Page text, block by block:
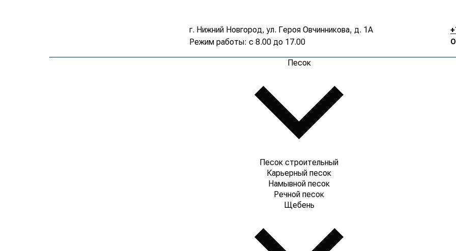
г. Нижний Новгород, ул. Героя Овчинникова, д. 1А
Режим работы: с 8.00 до 17.00
Песок
Песок строительный
Карьерный песок
Намывной песок
Речной песок
Щебень